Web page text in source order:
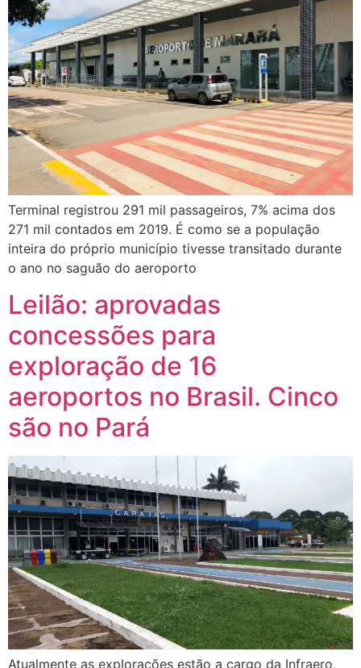
Terminal registrou 291 mil passageiros, 7% acima dos
271 mil contados em 2019. É como se a população
inteira do próprio município tivesse transitado durante
o ano no saguão do aeroporto
Leilão: aprovadas
concessões para
exploração de 16
aeroportos no Brasil. Cinco
são no Pará
Atualmente as explorações estão a cargo da Infraero,